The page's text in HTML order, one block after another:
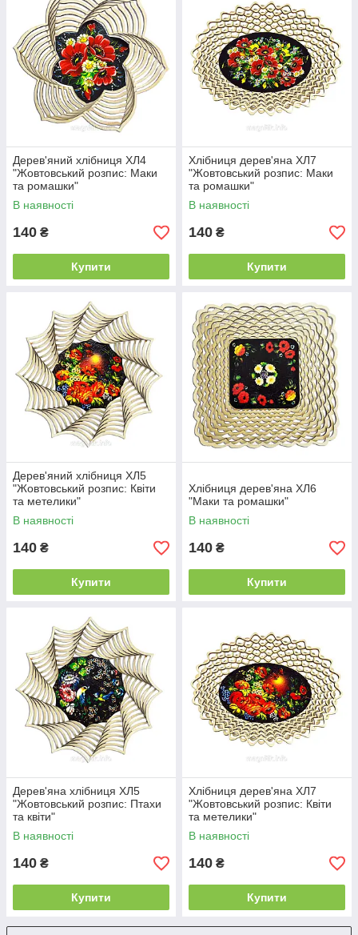
Дерев'яний хлібниця ХЛ4
"Жовтовський розпис: Маки
та ромашки"
В наявності
140 ₴
Купити
Хлібниця дерев'яна ХЛ7
"Жовтовський розпис: Маки
та ромашки"
В наявності
140 ₴
Купити
Дерев'яний хлібниця ХЛ5
"Жовтовський розпис: Квіти
та метелики"
В наявності
140 ₴
Купити
Хлібниця дерев'яна ХЛ6
"Маки та ромашки"
В наявності
140 ₴
Купити
Дерев'яна хлібниця ХЛ5
"Жовтовський розпис: Птахи
та квіти"
В наявності
140 ₴
Купити
Хлібниця дерев'яна ХЛ7
"Жовтовський розпис: Квіти
та метелики"
В наявності
140 ₴
Купити